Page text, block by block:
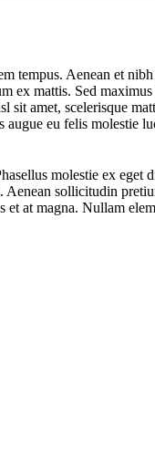
tempus. Aenean et
ex mattis. Sed
sit amet, scelerisque
eu felis molestie
molestie ex eget
sollicitudin
at magna. Nullam